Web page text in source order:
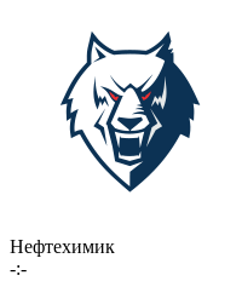
Нефтехимик
-:-